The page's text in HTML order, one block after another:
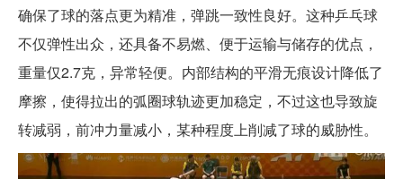
确保了球的落点更为精准，弹跳一致性良好。这种乒乓球
不仅弹性出众，还具备不易燃、便于运输与储存的优点，
重量仅2.7克，异常轻便。内部结构的平滑无痕设计降低了
摩擦，使得拉出的弧圈球轨迹更加稳定，不过这也导致旋
转减弱，前冲力量减小，某种程度上削减了球的威胁性。